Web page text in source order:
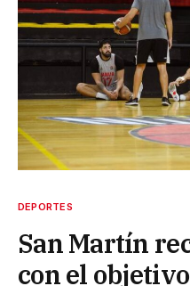
DEPORTES
San Martín
con el